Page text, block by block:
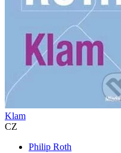
Klam
CZ
Philip Roth